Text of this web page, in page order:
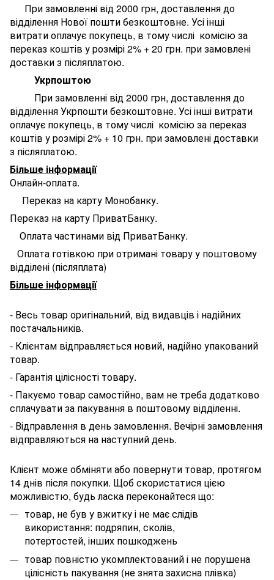
При замовленні від 2000 грн, доставлення до
відділення Нової пошти безкоштовне. Усі інші
витрати оплачує покупець, в тому числі комісію за
переказ коштів у розмірі 2% + 20 грн. при замовлені
доставки з післяплатою.
Укрпоштою
При замовленні від 2000 грн, доставлення до
відділення Укрпошти безкоштовне. Усі інші витрати
оплачує покупець, в тому числі комісію за переказ
коштів у розмірі 2% + 10 грн. при замовлені доставки
з післяплатою.
Більше інформації
Онлайн-оплата.
Переказ на карту Монобанку.
Переказ на карту ПриватБанку.
Оплата частинами від ПриватБанку.
Оплата готівкою при отримані товару у поштовому
відділені (післяплата)
Більше інформації
- Весь товар оригінальний, від видавців і надійних
постачальників.
- Клієнтам відправляється новий, надійно упакований
товар.
- Гарантія цілісності товару.
- Пакуємо товар самостійно, вам не треба додатково
сплачувати за пакування в поштовому відділенні.
- Відправлення в день замовлення. Вечірні замовлення
відправляються на наступний день.
Клієнт може обміняти або повернути товар, протягом
14 днів після покупки. Щоб скористатися цією
можливістю, будь ласка переконайтеся що:
товар, не був у вжитку і не має слідів
використання: подряпин, сколів,
потертостей, інших пошкоджень
товар повністю укомплектований і не порушена
цілісність пакування (не знята захисна плівка)